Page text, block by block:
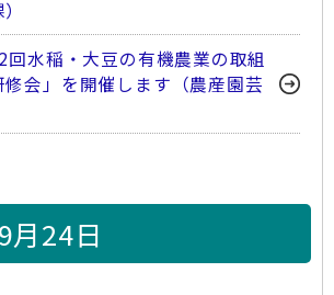
回水稲・大豆の有機農業の取組
会」を開催します（農産園芸
月24日